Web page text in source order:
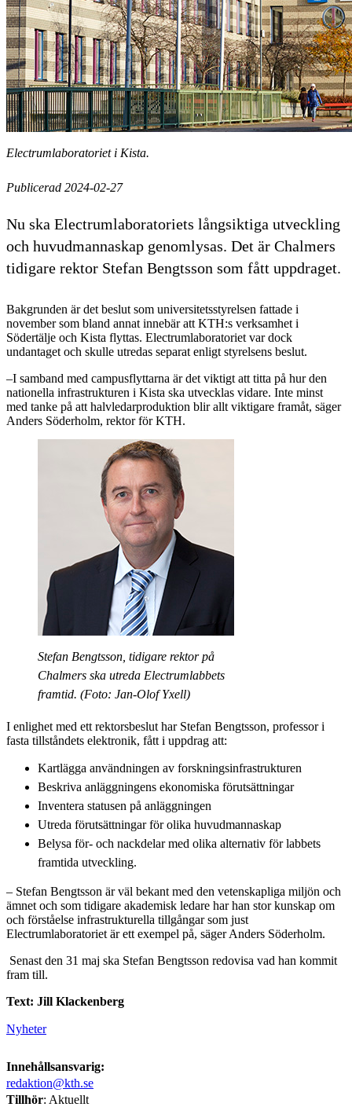
Electrumlaboratoriet i Kista.
Publicerad 2024-02-27
Nu ska Electrumlaboratoriets långsiktiga utveckling
och huvudmannaskap genomlysas. Det är Chalmers
tidigare rektor Stefan Bengtsson som fått uppdraget.
Bakgrunden är det beslut som universitetsstyrelsen fattade i
november som bland annat innebär att KTH:s verksamhet i
Södertälje och Kista flyttas. Electrumlaboratoriet var dock
undantaget och skulle utredas separat enligt styrelsens beslut.
–I samband med campusflyttarna är det viktigt att titta på hur den
nationella infrastrukturen i Kista ska utvecklas vidare. Inte minst
med tanke på att halvledarproduktion blir allt viktigare framåt, säger
Anders Söderholm, rektor för KTH.
Stefan Bengtsson, tidigare rektor på
Chalmers ska utreda Electrumlabbets
framtid. (Foto: Jan-Olof Yxell)
I enlighet med ett rektorsbeslut har Stefan Bengtsson, professor i
fasta tillståndets elektronik, fått i uppdrag att:
Kartlägga användningen av forskningsinfrastrukturen
Beskriva anläggningens ekonomiska förutsättningar
Inventera statusen på anläggningen
Utreda förutsättningar för olika huvudmannaskap
Belysa för- och nackdelar med olika alternativ för labbets
framtida utveckling.
– Stefan Bengtsson är väl bekant med den vetenskapliga miljön och
ämnet och som tidigare akademisk ledare har han stor kunskap om
och förståelse infrastrukturella tillgångar som just
Electrumlaboratoriet är ett exempel på, säger Anders Söderholm.
Senast den 31 maj ska Stefan Bengtsson redovisa vad han kommit
fram till.
Text: Jill Klackenberg
Nyheter
Innehållsansvarig:
redaktion@kth.se
Tillhör: Aktuellt